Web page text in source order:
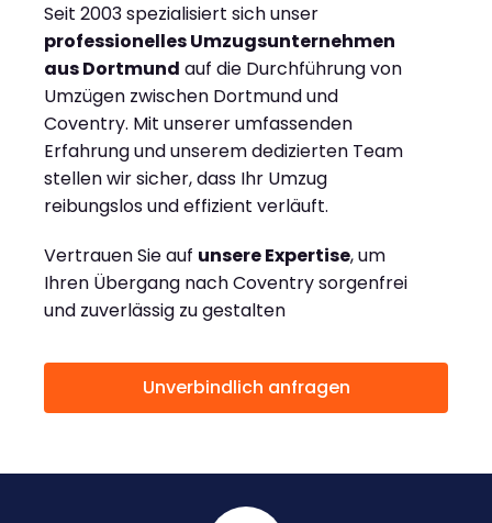
Seit 2003 spezialisiert sich unser
professionelles Umzugsunternehmen
aus Dortmund auf die Durchführung von
Umzügen zwischen Dortmund und
Coventry. Mit unserer umfassenden
Erfahrung und unserem dedizierten Team
stellen wir sicher, dass Ihr Umzug
reibungslos und effizient verläuft.
Vertrauen Sie auf unsere Expertise, um
Ihren Übergang nach Coventry sorgenfrei
und zuverlässig zu gestalten
Unverbindlich anfragen